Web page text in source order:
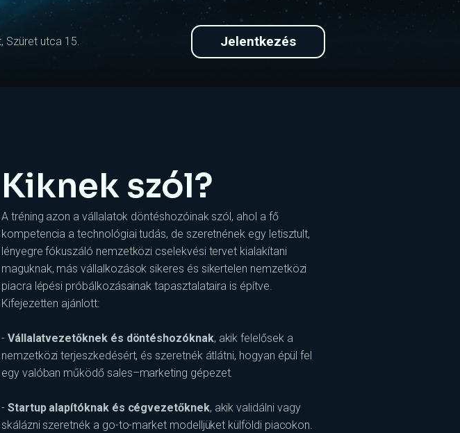
Szüret utca 15. Jelentkezés
Kiknek szól?
A tréning azon a vállalatok döntéshozóinak szól, ahol a fő
kompetencia a technológiai tudás, de szeretnének egy letisztult,
lényegre fókuszáló nemzetközi cselekvési tervet kialakítani
maguknak, más vállalkozások sikeres és sikertelen nemzetközi
piacra lépési próbálkozásainak tapasztalataira is építve.
Kifejezetten ajánlott:
- Vállalatvezetőknek és döntéshozóknak, akik felelősek a
nemzetközi terjeszkedésért, és szeretnék átlátni, hogyan épül fel
egy valóban működő sales–marketing gépezet.
- Startup alapítóknak és cégvezetőknek, akik validálni vagy
skálázni szeretnék a go-to-market modelljüket külföldi piacokon.